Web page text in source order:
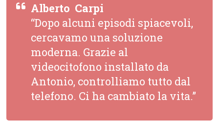
Alberto  Carpi
“Dopo alcuni episodi spiacevoli,
cercavamo una soluzione
moderna. Grazie al
videocitofono installato da
Antonio, controlliamo tutto dal
telefono. Ci ha cambiato la vita.”